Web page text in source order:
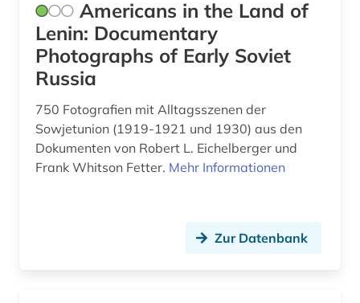
szenenfoto (1)
sänger (1)
tanz (1)
textilien (5)
theater (2)
Americans in the Land of
Lenin: Documentary
Photographs of Early Soviet
Russia
750 Fotografien mit Alltagsszenen der
Sowjetunion (1919-1921 und 1930) aus den
Dokumenten von Robert L. Eichelberger und
Frank Whitson Fetter. Mehr Informationen
Zur Datenbank